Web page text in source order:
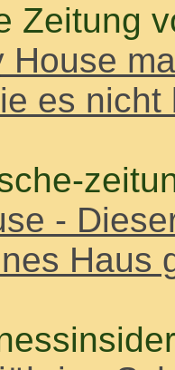
Zeitung
House
es nicht
-
Haus